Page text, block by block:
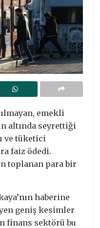
emekli
altında seyrettiği
ve tüketici
faiz ödedi.
toplanan para bir
haberine
geniş kesimler
finans sektörü bu